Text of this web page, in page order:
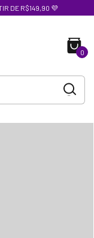
DE R$149,90 💜
0